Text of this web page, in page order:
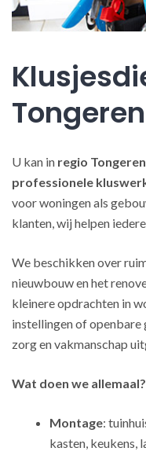
Tongeren
U kan in regio Tongeren
professionele
voor woningen als
klanten, wij helpen
We beschikken over
nieuwbouw en het
kleinere opdrachten in
instellingen of
zorg en vakmanschap
Wat doen we allemaal?
Montage:
kasten, keukens,